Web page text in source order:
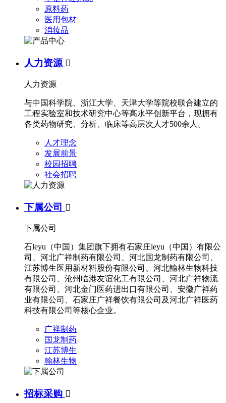
原料药
医用包材
消妆品
人力资源 
人力资源
与中国科学院、浙江大学、天津大学等院校联合建立的
工程实验室和技术研究中心等高水平创新平台，现拥有
各类药物研究、分析、临床等高层次人才500余人。
人才理念
发展前景
校园招聘
社会招聘
下属公司 
下属公司
石leyu（中国）集团旗下拥有石家庄leyu（中国）有限公
司、河北广祥制药有限公司、河北国龙制药有限公司、
江苏博生医用新材料股份有限公司、河北輸林生物科技
有限公司、沧州临港友谊化工有限公司、河北广祥物流
有限公司、河北金门医药进出口有限公司、安徽广祥药
业有限公司、石家庄广祥餐饮有限公司及河北广祥医药
科技有限公司等核心企业。
广祥制药
国龙制药
江苏博生
翰林生物
招标采购 